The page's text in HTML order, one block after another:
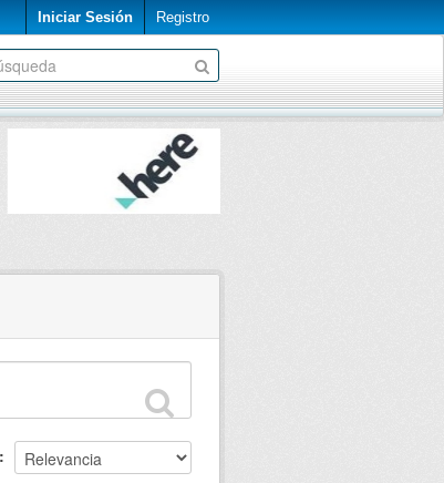
Iniciar Sesión Registro